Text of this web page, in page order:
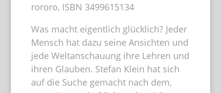
rororo, ISBN 3499615134
Was macht eigentlich glücklich? Jeder
Mensch hat dazu seine Ansichten und
jede Weltanschauung ihre Lehren und
ihren Glauben. Stefan Klein hat sich
auf die Suche gemacht nach dem,